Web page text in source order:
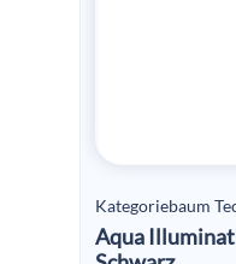
Kategoriebaum
Aqua